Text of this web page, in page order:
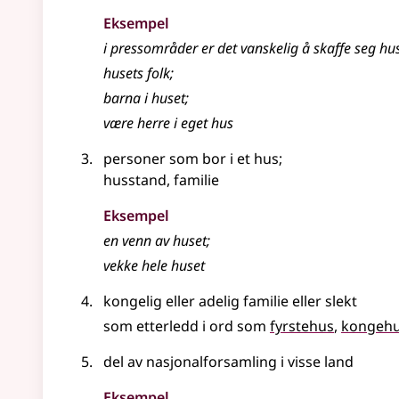
Eksempel
i pressområder er det vanskelig å skaffe seg
husetsfolk;
barna ihuset;
være herre i eget hus
personer som bor i et hus;
husstand, familie
Eksempel
en venn avhuset;
vekke helehuset
kongelig eller adelig familie eller slekt
som etterledd i ord som fyrstehus
del av nasjonalforsamling i visse land